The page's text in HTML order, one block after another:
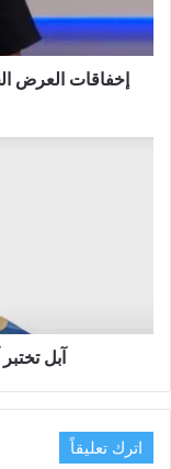
تساؤلات
حول
جاهزيتها
آبل
اترك تعليقاً